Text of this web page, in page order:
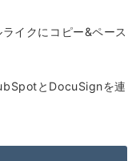
ライクにコピー&ペース
とDocuSignを連